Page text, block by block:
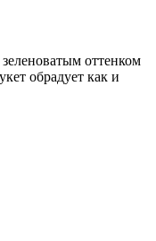
оттенком
обрадует как и